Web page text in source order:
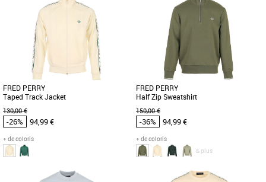
Vêtements pas cher et Promos
Découvrez le Fred Perry Ringer T-Shirt,
un incontournable de la mode
masculine pour le printemps-été. [...]
Vêtements pas cher et Promos
Le sweat-shirt Fred Perry Half Zip est
l'alliance parfaite entre confort et style
décontracté pour [...]
FRED PERRY
Taped Track Jacket
130,00 €
-26% 94,99 €
+ de coloris
FRED PERRY
Half Zip Sweatshirt
150,00 €
-36% 94,99 €
+ de coloris
& plus